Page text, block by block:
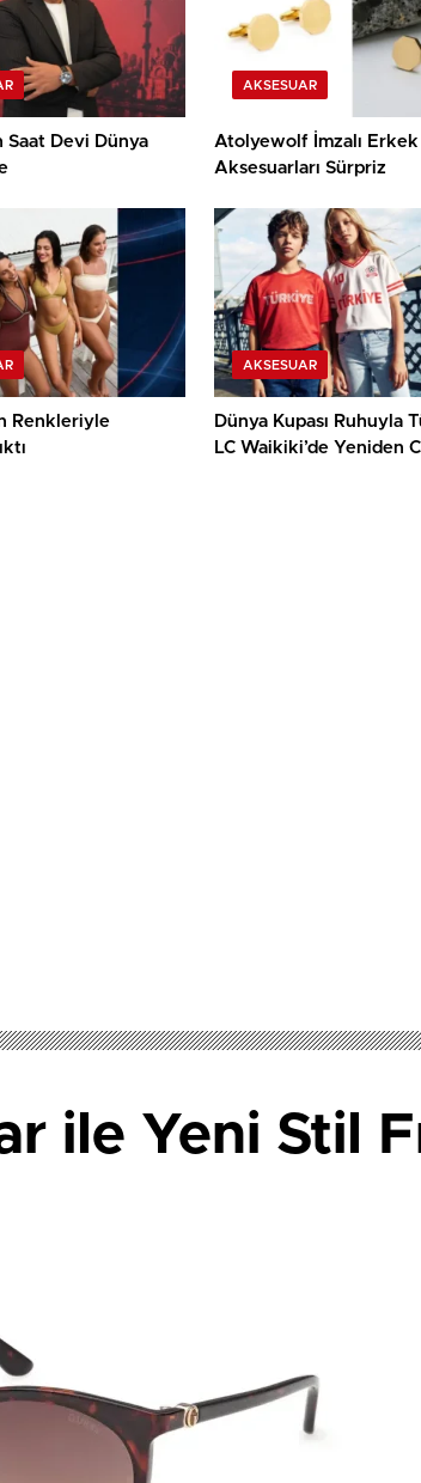
Saat Devi Dünya
AKSESUAR
Atolyewolf İmzalı Erkek
Aksesuarları Sürpriz
Renkleriyle
AKSESUAR
Dünya Kupası Ruhuyla
LC Waikiki’de Yeniden
ile Yeni Stil